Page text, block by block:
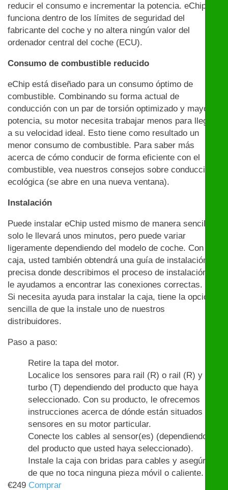
reducir el consumo e incrementar la potencia. eChip
funciona dentro de los límites de seguridad del
fabricante del coche y no altera ningún valor del
ordenador central del coche (ECU).
Consumo de combustible reducido
eChip está diseñado para un consumo óptimo de
combustible. Combinando su forma actual de
conducción con un par de torsión optimizado y mayor
potencia, su motor necesita trabajar menos para llegar
a su velocidad ideal. Esto tiene como resultado un
menor consumo de combustible. Para saber más
acerca de cómo conducir de forma eficiente con el
combustible, vea nuestros consejos sobre conducción
ecológica (se abre en una nueva ventana).
Instalación
Puede instalar eChip usted mismo de manera sencilla:
solo le llevará unos minutos, pero puede variar
ligeramente dependiendo del modelo de coche. Con la
caja, usted también obtendrá una guía de instalación
precisa donde describimos el proceso de instalación y
le ayudamos a encontrar las conexiones correctas.
Si necesita ayuda para instalar la caja, tiene la opción
sencilla de que la instale uno de nuestros
distribuidores.
Paso a paso:
Retire la tapa del motor.
Localice los sensores para rail (R) o rail (R) y
turbo (T) dependiendo del producto que haya
seleccionado. Con su producto, le ofrecemos
instrucciones acerca de dónde están situados los
sensores en su motor particular.
Conecte los cables al sensor(es) (dependiendo
del producto que usted haya seleccionado).
Instale la caja con bridas para cables y asegúrese
de que no toca ninguna pieza móvil o caliente.
€249 Comprar